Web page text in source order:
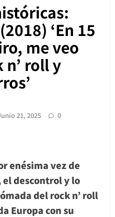
‘En 15
me veo
roll y
21, 2025
0
enésima vez de
el descontrol y lo
del rock n’ roll
Europa con su